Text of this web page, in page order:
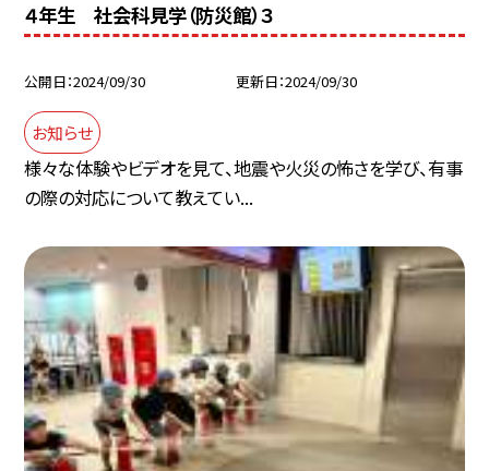
４年生 社会科見学（防災館）３
公開日 2024/09/30 更新日 2024/09/30
お知らせ
様々な体験やビデオを見て、地震や火災の怖さを学び、有事
の際の対応について教えてい...